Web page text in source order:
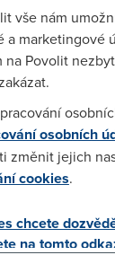
plné kvalitě
práv. Z tohoto
(3 různé
jsou to jedny
o filmch
s
a občas i
vše nám
a marketingové
na Povolit
osobních
změnit jejich
cookies.
chcete
na tomto